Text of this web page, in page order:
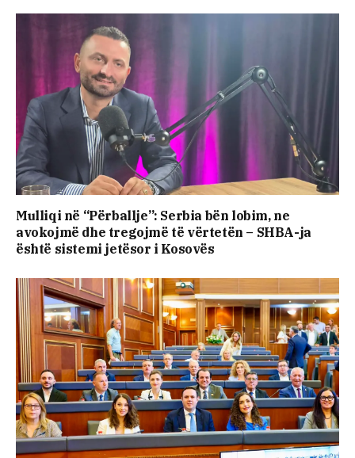
Mulliqi në “Përballje”: Serbia bën lobim, ne
avokojmë dhe tregojmë të vërtetën – SHBA-ja
është sistemi jetësor i Kosovës